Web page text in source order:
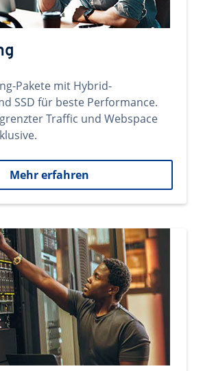
Pakete mit Hybrid-
SSD für beste Performance.
Traffic und Webspace
Mehr erfahren